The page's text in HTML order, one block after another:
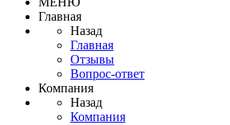
Главная
Назад
Главная
Отзывы
Вопрос-ответ
Компания
Назад
Компания